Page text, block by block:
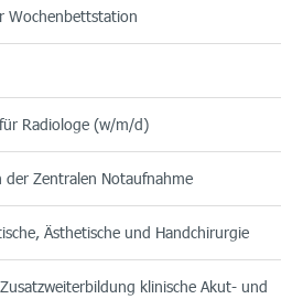
Wochenbettstation
Radiologe (w/m/d)
Zentralen Notaufnahme
Ästhetische und Handchirurgie
klinische Akut- und